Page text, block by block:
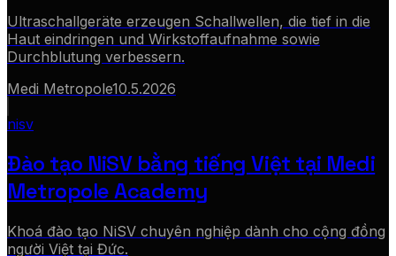
Ultraschallgeräte erzeugen Schallwellen, die tief in die
Haut eindringen und Wirkstoffaufnahme sowie
Durchblutung verbessern.
Medi Metropole10.5.2026
nisv
Đào tạo NiSV bằng tiếng Việt tại Medi
Metropole Academy
Khoá đào tạo NiSV chuyên nghiệp dành cho cộng đồng
người Việt tại Đức.